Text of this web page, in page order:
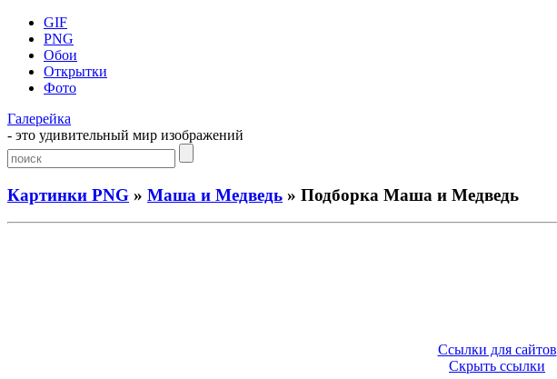
GIF
PNG
Обои
Открытки
Фото
Галерейка
- это удивительный мир изображений
Картинки PNG » Маша и Медведь » Подборка Маша и Медведь
Ссылки для сайтов
Скрыть ссылки